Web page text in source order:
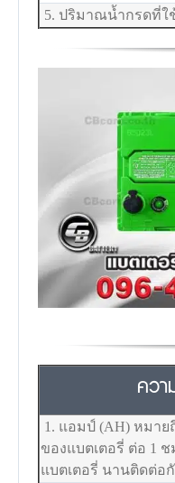
5. ปริมาณน้ำกรดที่ใ
คว
1. แอมป์ (AH) หมา
ของแบตเตอรี่ ต่อ 1
แบตเตอรี่ นานติดต่อ